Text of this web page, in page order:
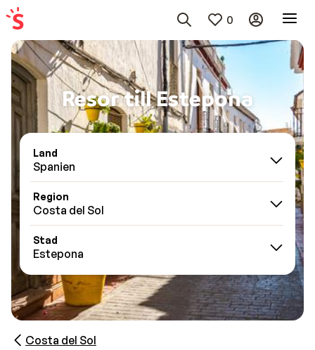
0
Resor till Estepona
Land
Spanien
Region
Costa del Sol
Stad
Estepona
Costa del Sol